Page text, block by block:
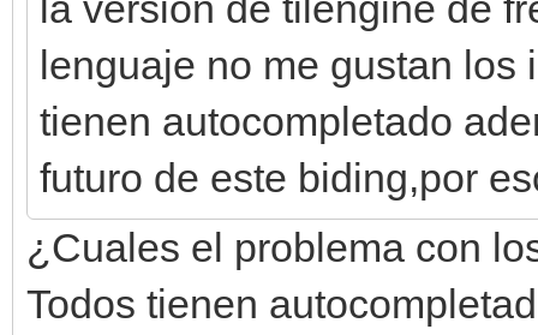
lenguaje no me gustan los
tienen autocompletado
futuro de este biding,por
¿Cuales el problema con
Todos tienen